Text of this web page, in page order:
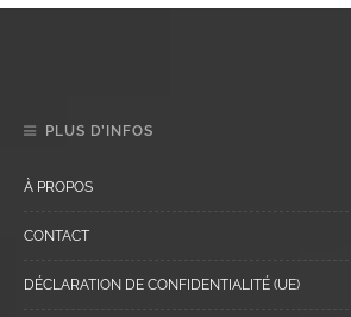
PLUS D’INFOS
À PROPOS
CONTACT
DÉCLARATION DE CONFIDENTIALITÉ (UE)